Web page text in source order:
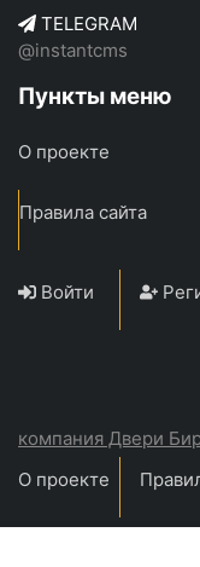
TELEGRAM
@instantcms
Пункты меню
О проекте
Правила сайта
Войти
компания Двери
О проекте